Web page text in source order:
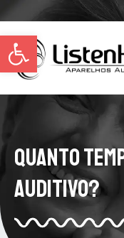
Abrir a barra de
Quanto
auditivo?